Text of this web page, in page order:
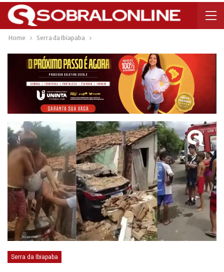
Home Serra da Ibiapaba
Serra da Ibiapaba